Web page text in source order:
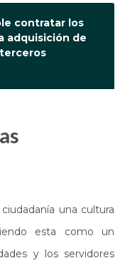
contratar los
adquisición de
una cultura
esta como un
y los servidores